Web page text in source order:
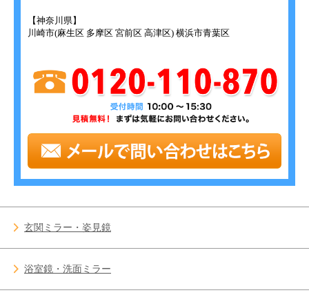
【神奈川県】
川崎市(麻生区 多摩区 宮前区 高津区) 横浜市青葉区
玄関ミラー・姿見鏡
浴室鏡・洗面ミラー